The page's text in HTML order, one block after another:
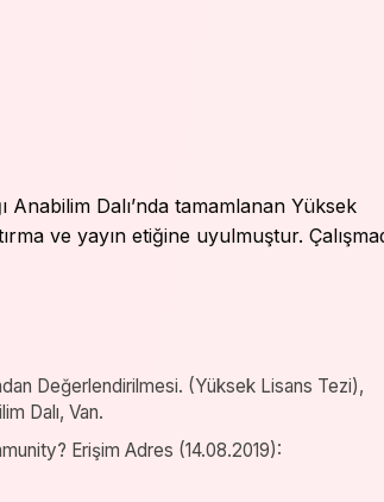
Dalı’nda tamamlanan Yüksek
ve yayın etiğine uyulmuştur.
Değerlendirilmesi. (Yüksek Lisans Tezi),
Dalı, Van.
Erişim Adres (14.08.2019):